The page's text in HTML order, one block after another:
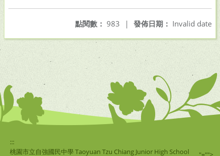
發佈日期： Invalid date
點閱數： 983 |
:::
桃園市立自強國民中學 Taoyuan Tzu Chiang Junior High School